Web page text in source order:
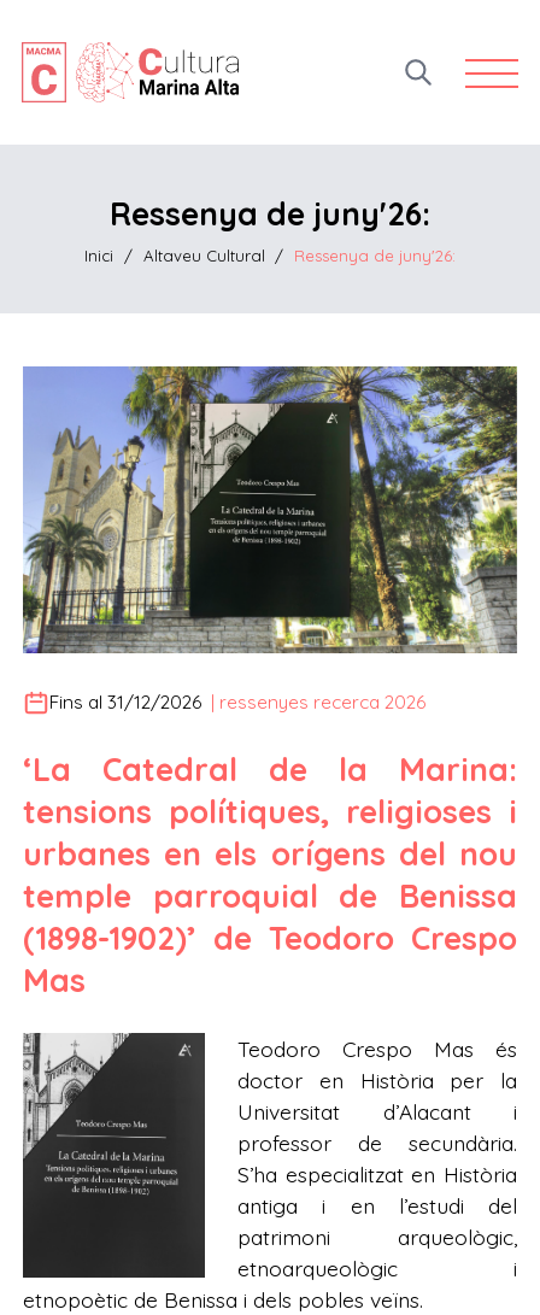
Open
Ressenya de juny'26:
Inici / Altaveu Cultural / Ressenya de juny'26:
Fins al 31/12/2026 ressenyes recerca 2026
‘La Catedral de la Marina:
tensions polítiques, religioses i
urbanes en els orígens del nou
temple parroquial de Benissa
(1898-1902)’ de Teodoro Crespo
Mas
Teodoro Crespo Mas és
doctor en Història per la
Universitat d’Alacant i
professor de secundària.
S’ha especialitzat en Història
antiga i en l’estudi del
patrimoni arqueològic,
etnoarqueològic i
etnopoètic de Benissa i dels pobles veïns.